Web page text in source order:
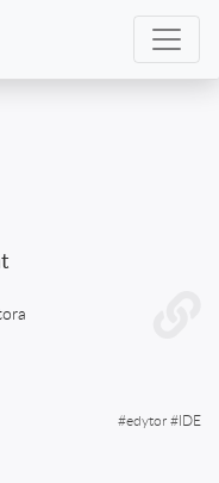
#edytor#IDE